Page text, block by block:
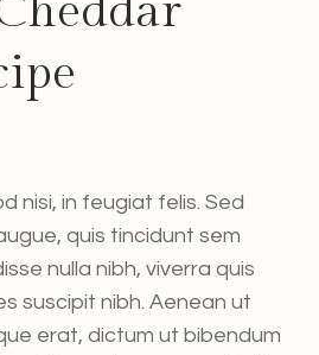
nisi, in feugiat felis. Sed
quis tincidunt sem
nulla nibh, viverra quis
suscipit nibh. Aenean ut
erat, dictum ut bibendum